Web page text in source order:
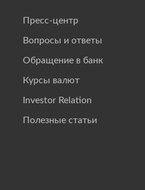
Пресс-центр
Вопросы и ответы
Обращение в банк
Курсы валют
Investor Relation
Полезные статьи